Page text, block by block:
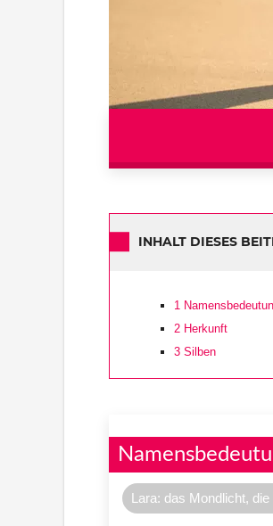
INHALT DIESES
1
2 Herkunft
3 Silben
Lara: das Mondlicht,